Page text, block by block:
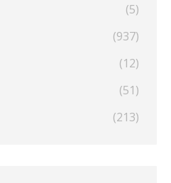
(5)
(937)
(12)
(51)
(213)